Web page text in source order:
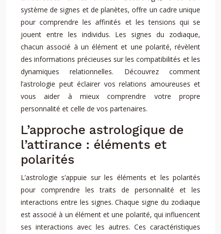
système de signes et de planètes, offre un cadre unique
pour comprendre les affinités et les tensions qui se
jouent entre les individus. Les signes du zodiaque,
chacun associé à un élément et une polarité, révèlent
des informations précieuses sur les compatibilités et les
dynamiques relationnelles. Découvrez comment
l’astrologie peut éclairer vos relations amoureuses et
vous aider à mieux comprendre votre propre
personnalité et celle de vos partenaires.
L’approche astrologique de
l’attirance : éléments et
polarités
L’astrologie s’appuie sur les éléments et les polarités
pour comprendre les traits de personnalité et les
interactions entre les signes. Chaque signe du zodiaque
est associé à un élément et une polarité, qui influencent
ses interactions avec les autres. Ces caractéristiques